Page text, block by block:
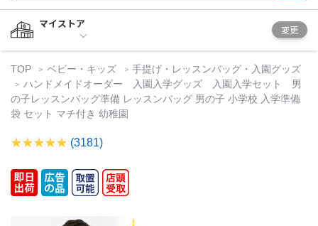
マイストア
変更
TOP ベビー・キッズ
手提げ・レッスンバッグ・入園グッズ
ハンドメイドオーダー 入園入学グッズ 入園入学セット 男
の子レッスンバッグ準備 レッスンバッグ 男の子 小学校 入学準備
袋 セット マチ付き 幼稚園
(3181)